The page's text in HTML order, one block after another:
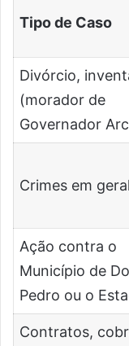
Tipo de Caso
Divórcio,
(morador de
Governador
Crimes em geral
Ação contra o
Município de
Pedro ou o
Contratos,